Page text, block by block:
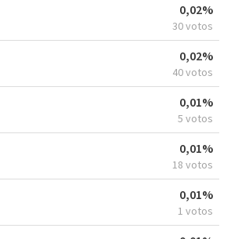
0,02%
30 votos
0,02%
40 votos
0,01%
5 votos
0,01%
18 votos
0,01%
1 votos